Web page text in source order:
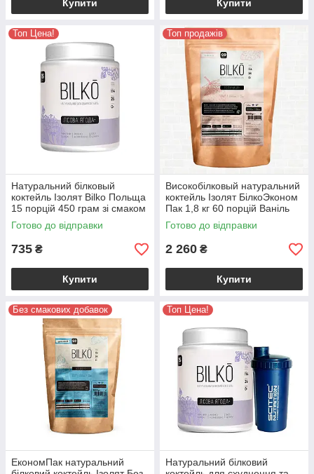
Купити Купити
Топ Цена!
Натуральний білковый
коктейль Ізолят Bilko Польща
15 порцій 450 грам зі смаком
Лісова ягода
Готово до відправки
735 ₴
Купити
Топ продажів
Високобілковый натуральний
коктейль Ізолят БілкоЭконом
Пак 1,8 кг 60 порцій Ваніль
Готово до відправки
2 260 ₴
Купити
Без смакових добавок
ЕкономПак натуральний
Топ Цена!
Натуральний білковий